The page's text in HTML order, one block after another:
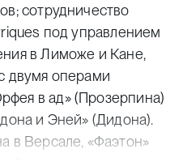
сотрудничество
под управлением
в Лиможе и Кане,
двумя операми
в ад» (Прозерпина)
и Эней» (Дидона).
в Версале, «Фаэтон»